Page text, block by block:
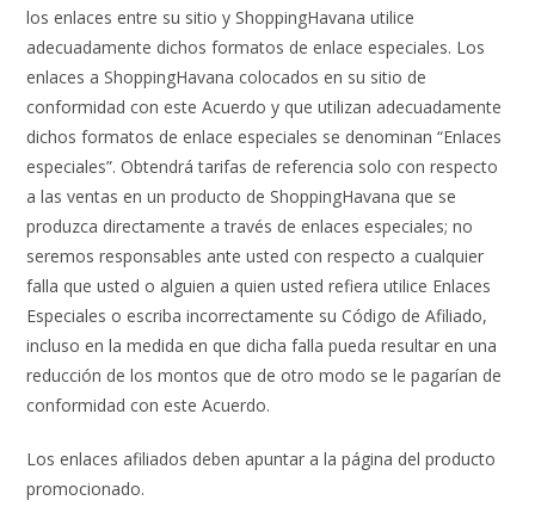
los enlaces entre su sitio y ShoppingHavana utilice
adecuadamente dichos formatos de enlace especiales. Los
enlaces a ShoppingHavana colocados en su sitio de
conformidad con este Acuerdo y que utilizan adecuadamente
dichos formatos de enlace especiales se denominan “Enlaces
especiales”. Obtendrá tarifas de referencia solo con respecto
a las ventas en un producto de ShoppingHavana que se
produzca directamente a través de enlaces especiales; no
seremos responsables ante usted con respecto a cualquier
falla que usted o alguien a quien usted refiera utilice Enlaces
Especiales o escriba incorrectamente su Código de Afiliado,
incluso en la medida en que dicha falla pueda resultar en una
reducción de los montos que de otro modo se le pagarían de
conformidad con este Acuerdo.
Los enlaces afiliados deben apuntar a la página del producto
promocionado.